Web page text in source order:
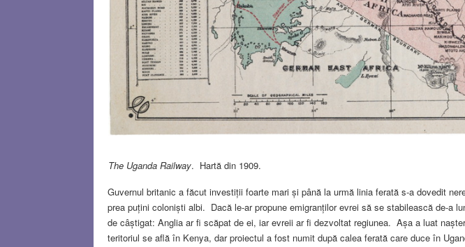
The Uganda Railway. Hartă din 1909.
Guvernul britanic a făcut investiții foarte mari și până la urmă linia ferată s-a dovedit
prea puțini coloniști albi. Dacă le-ar propune emigranților evrei să se stabilească de-a
de câștigat: Anglia ar fi scăpat de ei, iar evreii ar fi dezvoltat regiunea. Așa a luat
teritoriul se află în Kenya, dar proiectul a fost numit după calea ferată care duce în